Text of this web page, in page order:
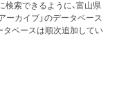
検索できるように、富山県
ーカイブ」のデータベース
タベースは順次追加してい